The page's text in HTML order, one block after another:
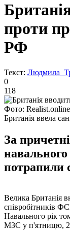
проти
РФ
Текст: Людмила
0
118
Фото: Realist.online
Британія ввела
За
навального
потрапили
Велика Британія
співробітників
Навального рік
МЗС у п'ятницю,